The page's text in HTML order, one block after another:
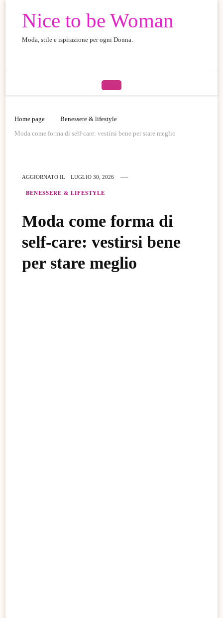
Nice to be Woman
Moda, stile e ispirazione per ogni Donna.
Home page
Benessere & lifestyle
Moda come forma di self-care: vestirsi bene per stare meglio
AGGIORNATO IL LUGLIO 30, 2026
BENESSERE & LIFESTYLE
Moda come forma di
self-care: vestirsi bene
per stare meglio